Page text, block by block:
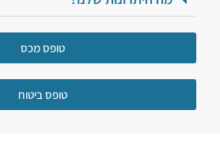
טופס מכס
טופס ביטוח